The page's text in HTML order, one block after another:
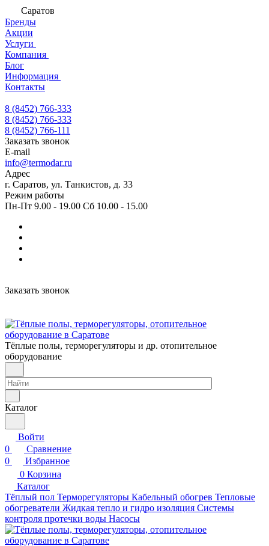
Саратов
Бренды
Акции
Услуги
Компания
Блог
Информация
Контакты
8 (8452) 766-333
8 (8452) 766-333
8 (8452) 766-111
Заказать звонок
E-mail
info@termodar.ru
Адрес
г. Саратов, ул. Танкистов, д. 33
Режим работы
Пн-Пт 9.00 - 19.00 Сб 10.00 - 15.00
Заказать звонок
Тёплые полы, терморегуляторы и др. отопительное
оборудование
Каталог
Войти
0
Сравнение
0
Избранное
0 Корзина
Каталог
Тёплый пол Терморегуляторы Кабельный обогрев Тепловые
обогреватели Жидкая тепло и гидро изоляция Системы
контроля протечки воды Насосы